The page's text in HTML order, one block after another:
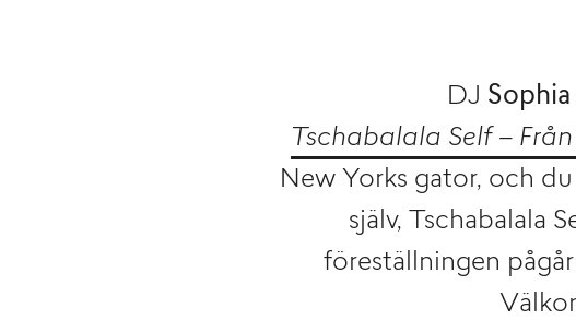
DJ Sophia
Tschabalala Self –
New Yorks gator, och
själv, Tschabalala
föreställningen